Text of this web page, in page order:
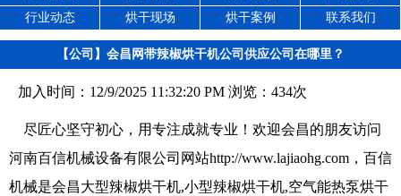
行业动态
烘干现场 烘干案例 联系我们
【公司】会昌网带辣椒烘干机公司供应公司在哪里？
加入时间：12/9/2025 11:32:20 PM 浏览：434次
尽匠心坚守初心，用专注成就专业！欢迎会昌的朋友访问
河南百信机械设备有限公司网站http://www.lajiaohg.com，百信
机械是会昌大型辣椒烘干机,小型辣椒烘干机,空气能热泵烘干